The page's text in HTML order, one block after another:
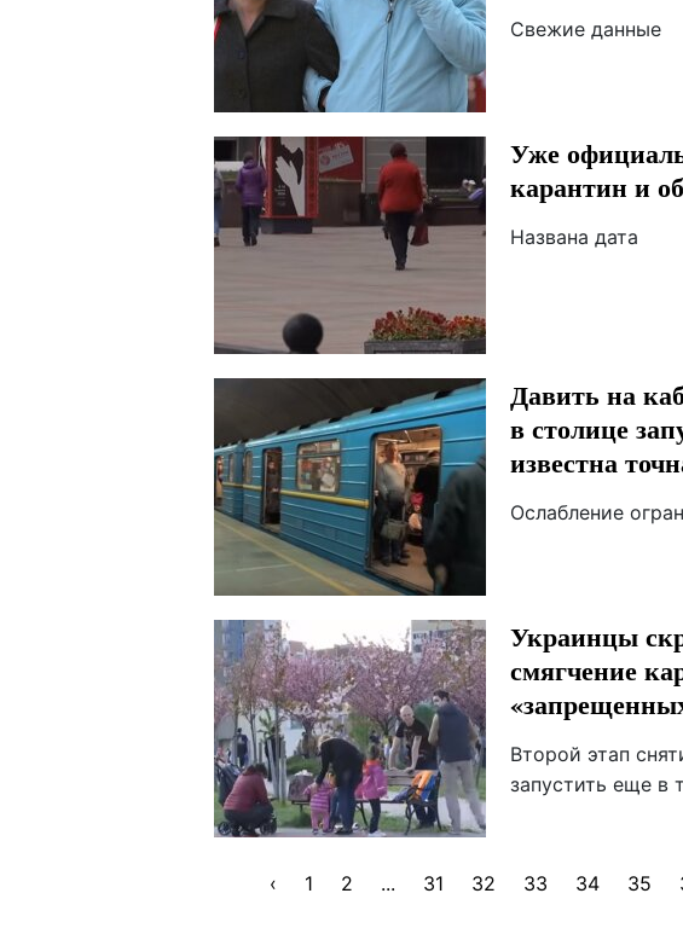
Свежие данные
Уже
карантин и
Названа дата
Давить на
в столице
известна
Ослабление
Украинцы
смягчение
Второй этап
запустить еще в
‹ 1 2 ... 31 32 33 34 35